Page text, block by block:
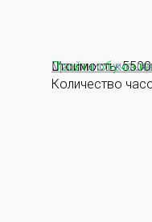
Машинист
Стоимость:
Количество
Пройти обучение